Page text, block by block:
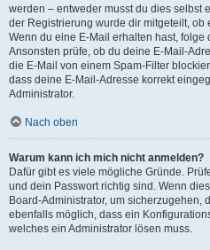
werden – entweder musst du dies selbst
der Registrierung wurde dir mitgeteilt, ob
Wenn du eine E-Mail erhalten hast,
Ansonsten prüfe, ob du deine E-Mail-
die E-Mail von einem Spam-Filter
dass deine E-Mail-Adresse korrekt
Administrator.
Nach oben
Warum kann ich mich nicht anmelden?
Dafür gibt es viele mögliche Gründe.
und dein Passwort richtig sind. Wenn
Board-Administrator, um sicherzugehen,
ebenfalls möglich, dass ein
welches ein Administrator lösen muss.